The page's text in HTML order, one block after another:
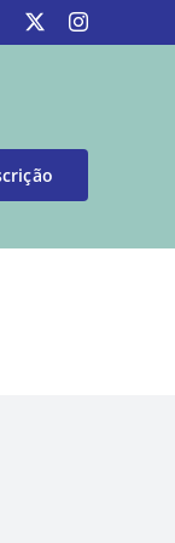
Facebook
X Instagram